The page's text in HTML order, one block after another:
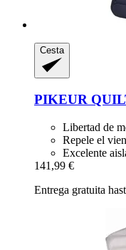
Cesta
PIKEUR
Libertad de
Repele el
Excelente
141,99 €
Entrega gratuita